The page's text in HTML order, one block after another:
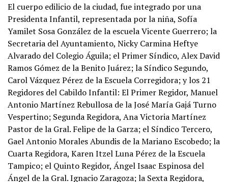
El cuerpo edilicio de la ciudad, fue integrado por una
Presidenta Infantil, representada por la niña, Sofía
Yamilet Sosa González de la escuela Vicente Guerrero; la
Secretaria del Ayuntamiento, Nicky Carmina Heftye
Alvarado del Colegio Águila; el Primer Síndico, Alex David
Ramos Gómez de la Benito Juárez; la Síndico Segundo,
Carol Vázquez Pérez de la Escuela Corregidora; y los 21
Regidores del Cabildo Infantil: El Primer Regidor, Manuel
Antonio Martínez Rebullosa de la José María Gajá Turno
Vespertino; Segunda Regidora, Ana Victoria Martínez
Pastor de la Gral. Felipe de la Garza; el Síndico Tercero,
Gael Antonio Morales Abundis de la Mariano Escobedo; la
Cuarta Regidora, Karen Itzel Luna Pérez de la Escuela
Tampico; el Quinto Regidor, Ángel Isaac Espinosa del
Ángel de la Gral. Ignacio Zaragoza; la Sexta Regidora,